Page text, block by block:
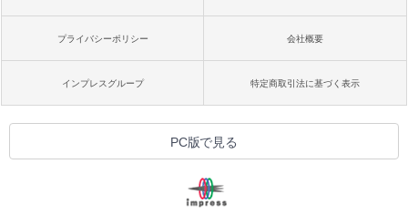
プライバシーポリシー 会社概要
インプレスグループ 特定商取引法に基づく表示
PC版で見る